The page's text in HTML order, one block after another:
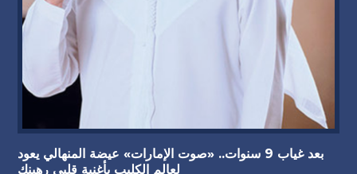
بعد غياب 9 سنوات.. «صوت الإمارات» عيضة المنهالي يعود
لعالم الكليب بأغنية قلبي رهينك